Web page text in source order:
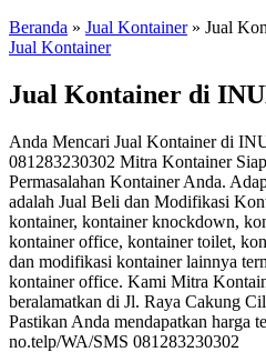
Beranda » Jual Kontainer » Jual
Jual Kontainer
Jual Kontainer di
Anda Mencari Jual Kontainer di
081283230302 Mitra Kontainer
Permasalahan Kontainer Anda.
adalah Jual Beli dan Modifikasi
kontainer, kontainer knockdown,
kontainer office, kontainer toilet,
dan modifikasi kontainer lainnya
kontainer office. Kami Mitra
beralamatkan di Jl. Raya Cakung
Pastikan Anda mendapatkan harga
no.telp/WA/SMS 081283230302